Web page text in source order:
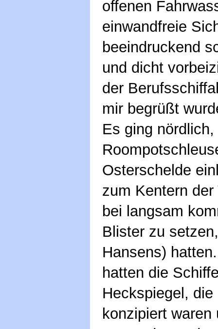
offenen
einwandfreie
beeindruckend
und dicht
der
mir begrüßt
Es ging
Osterschelde
zum Kentern
bei langsam
Blister zu
Hansens)
hatten die
Heckspiegel,
konzipiert